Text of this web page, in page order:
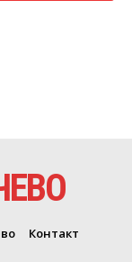
Контакт